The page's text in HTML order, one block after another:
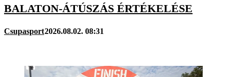
BALATON-ÁTÚSZÁS ÉRTÉKELÉSE
Csupasport2026.08.02. 08:31